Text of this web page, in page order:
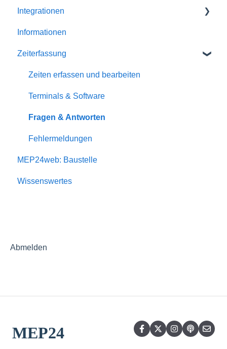
Anmeldung
Planer- /Administrator-Zugang
Mitarbeiterportal (MEP24web-App)
Apps für Smartphones und Tablets
Support / Schulungen
Zeitkonto
Urlaub
Zeiterfassung
Benachrichtigungen & Mail-Reporting
Rollierung
Events
Integrationen
Partner
Software
Informationen
Zeiterfassung
Zeiten erfassen und bearbeiten
Terminals & Software
Fragen & Antworten
Fehlermeldungen
MEP24web: Baustelle
Wissenswertes
Abmelden
MEP24